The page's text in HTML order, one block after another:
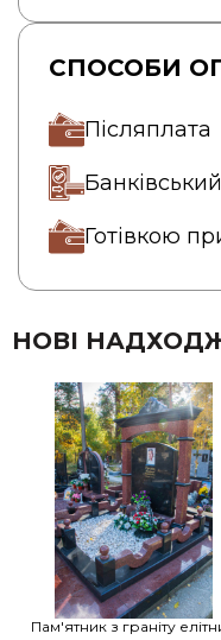
СПОСОБИ
Післяплата
Готівкою
НОВІ
Пам'ятник з граніту